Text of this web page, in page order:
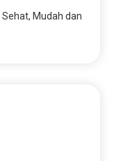
Mudah dan